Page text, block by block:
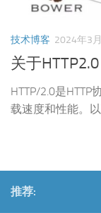
技术博客 2024年3
关于
HTTP/2.0是
载速度和性能。
推荐: